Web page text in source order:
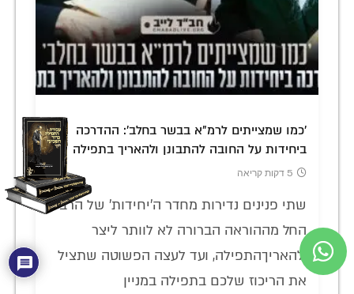
'כמו שמצייתים לרמ"א בבשר בחלב': ההדרכה
ביחידות על החובה להתבונן ולהאריך בתפילה
5 דקות קריאה
שתי פנינים נדירות מחדר ה'יחידות' של הרבי:
החל מההוראה הברורה לא לוותר ליצר
ולהאריךהתפילה, ועד לעצה הפשוטה שתציל
את הריכוז שלכם בתפילה במניין